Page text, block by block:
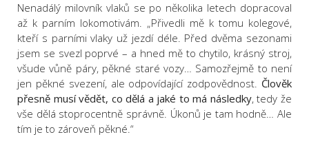
Nenadálý milovník vlaků se po několika letech dopracoval
až k parním lokomotivám. „Přivedli mě k tomu kolegové,
kteří s parními vlaky už jezdí déle. Před dvěma sezonami
jsem se svezl poprvé – a hned mě to chytilo, krásný stroj,
všude vůně páry, pěkné staré vozy… Samozřejmě to není
jen pěkné svezení, ale odpovídající zodpovědnost. Člověk
přesně musí vědět, co dělá a jaké to má následky, tedy že
vše dělá stoprocentně správně. Úkonů je tam hodně… Ale
tím je to zároveň pěkné.“